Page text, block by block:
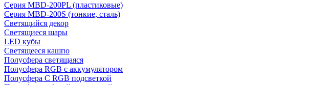
Серия MBD-200PL (пластиковые)
Серия MBD-200S (тонкие, сталь)
Светящийся декор
Светящиеся шары
LED кубы
Светящееся кашпо
Полусфера светящаяся
Полусфера RGB с аккумулятором
Полусфера С RGB подсветкой